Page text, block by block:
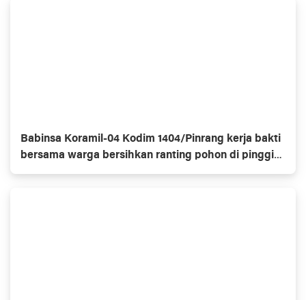
Babinsa Koramil-04 Kodim 1404/Pinrang kerja bakti
bersama warga bersihkan ranting pohon di pinggir
jalan